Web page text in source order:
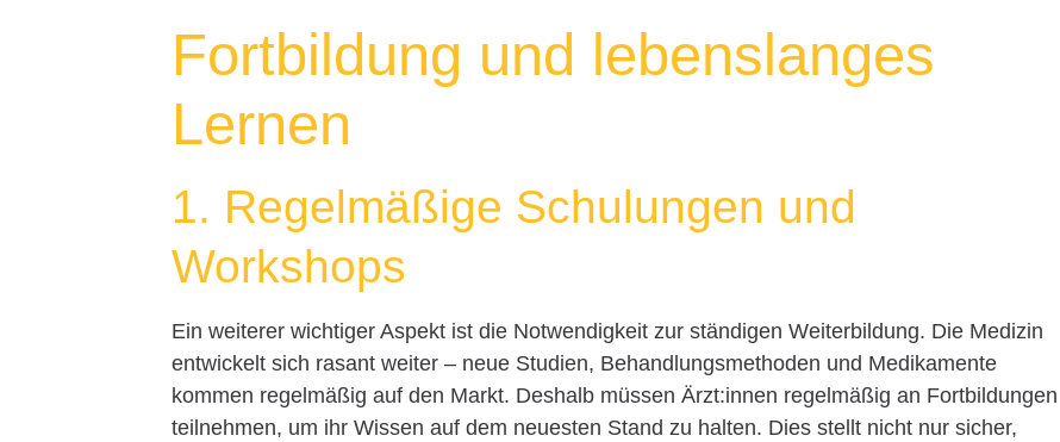
Fortbildung und lebenslanges
Lernen
1. Regelmäßige Schulungen und
Workshops
Ein weiterer wichtiger Aspekt ist die Notwendigkeit zur ständigen Weiterbildung. Die Medizin
entwickelt sich rasant weiter – neue Studien, Behandlungsmethoden und Medikamente
kommen regelmäßig auf den Markt. Deshalb müssen Ärzt:innen regelmäßig an Fortbildungen
teilnehmen, um ihr Wissen auf dem neuesten Stand zu halten. Dies stellt nicht nur sicher,